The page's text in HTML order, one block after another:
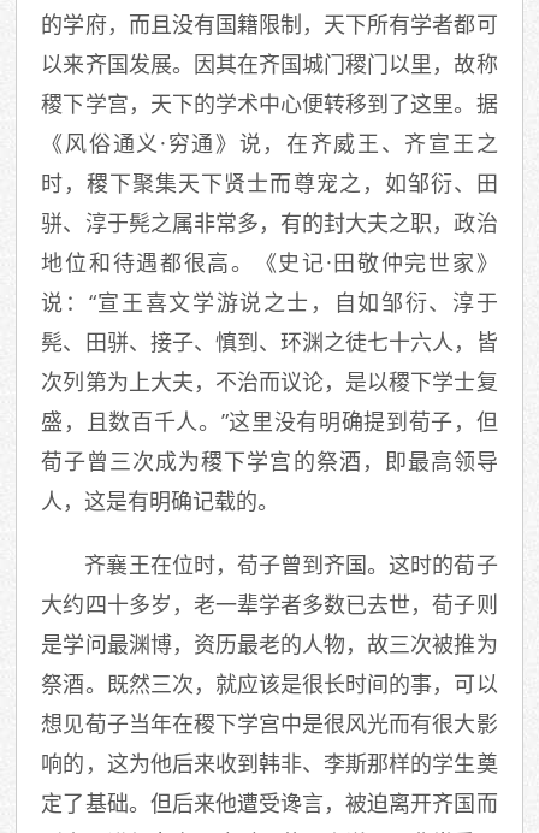
的学府，而且没有国籍限制，天下所有学者都可
以来齐国发展。因其在齐国城门稷门以里，故称
稷下学宫，天下的学术中心便转移到了这里。据
《风俗通义·穷通》说，在齐威王、齐宣王之
时，稷下聚集天下贤士而尊宠之，如邹衍、田
骈、淳于髡之属非常多，有的封大夫之职，政治
地位和待遇都很高。《史记·田敬仲完世家》
说：“宣王喜文学游说之士，自如邹衍、淳于
髡、田骈、接子、慎到、环渊之徒七十六人，皆
次列第为上大夫，不治而议论，是以稷下学士复
盛，且数百千人。”这里没有明确提到荀子，但
荀子曾三次成为稷下学宫的祭酒，即最高领导
人，这是有明确记载的。
齐襄王在位时，荀子曾到齐国。这时的荀子
大约四十多岁，老一辈学者多数已去世，荀子则
是学问最渊博，资历最老的人物，故三次被推为
祭酒。既然三次，就应该是很长时间的事，可以
想见荀子当年在稷下学宫中是很风光而有很大影
响的，这为他后来收到韩非、李斯那样的学生奠
定了基础。但后来他遭受谗言，被迫离开齐国而